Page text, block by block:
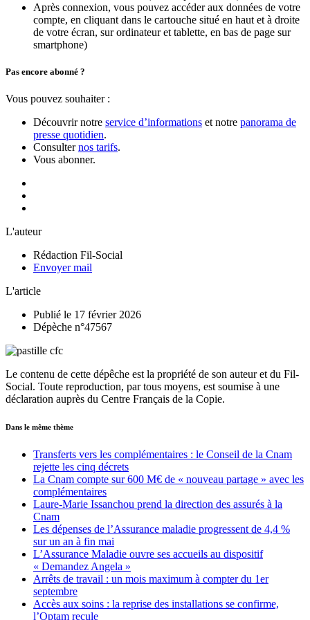
Après connexion, vous pouvez accéder aux données de votre
compte, en cliquant dans le cartouche situé en haut et à droite
de votre écran, sur ordinateur et tablette, en bas de page sur
smartphone)
Pas encore abonné ?
Vous pouvez souhaiter :
Découvrir notre service d’informations et notre panorama de
presse quotidien.
Consulternos tarifs.
Vous abonner.
L'auteur
Rédaction Fil-Social
Envoyer mail
L'article
Publié le 17 février 2026
Dépèche n°47567
Le contenu de cette dépêche est la propriété de son auteur et du Fil-
Social. Toute reproduction, par tous moyens, est soumise à une
déclaration auprès du Centre Français de la Copie.
Dans le même thème
Transferts vers les complémentaires : le Conseil de la Cnam
rejette les cinq décrets
La Cnam compte sur 600 M€ de « nouveau partage » avec les
complémentaires
Laure-Marie Issanchou prend la direction des assurés à la
Cnam
Les dépenses de l’Assurance maladie progressent de 4,4 %
sur un an à fin mai
L’Assurance Maladie ouvre ses accueils au dispositif
« Demandez Angela »
Arrêts de travail : un mois maximum à compter du 1er
septembre
Accès aux soins : la reprise des installations se confirme,
l’Optam recule